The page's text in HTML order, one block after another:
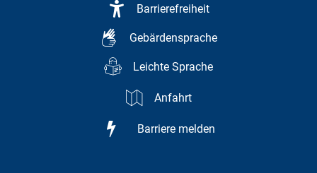
Barrierefreiheit
Gebärdensprache
Leichte Sprache
Anfahrt
Barriere melden